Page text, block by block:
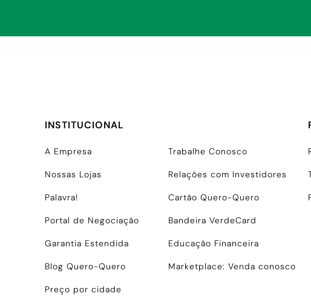
INSTITUCIONAL
A Empresa Trabalhe Conosco
Nossas Lojas Relações com Investidores
Palavra! Cartão Quero-Quero
Portal de Negociação Bandeira VerdeCard
Garantia Estendida Educação Financeira
Blog Quero-Quero Marketplace: Venda conosco
Preço por cidade